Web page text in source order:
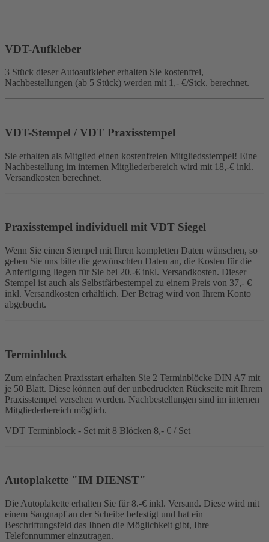
VDT-Aufkleber
3 Stück dieser Autoaufkleber erhalten Sie kostenfrei,
Nachbestellungen (ab 5 Stück) werden mit 1,- €/Stck. berechnet.
VDT-Stempel / VDT Praxisstempel
Sie erhalten als Mitglied einen kostenfreien Mitgliedsstempel! Eine
Nachbestellung im internen Mitgliederbereich wird mit 18,-€ inkl.
Versandkosten berechnet.
Praxisstempel individuell mit VDT Siegel
Wenn Sie einen Stempel mit Ihren kompletten Daten wünschen, so
geben Sie uns bitte die gewünschten Daten an, die Kosten für die
Anfertigung liegen für Sie bei 20.-€ inkl. Versandkosten. Dieser
Stempel ist auch als Selbstfärbestempel zu einem Preis von 37,- €
inkl. Versandkosten erhältlich. Der Betrag wird von Ihrem Konto
abgebucht.
Terminblock
Zum einfachen Praxisstart erhalten Sie 2 Terminblöcke DIN A7 mit
je 50 Blatt. Diese können auf der unbedruckten Rückseite mit Ihrem
Praxisstempel versehen werden. Nachbestellungen sind im internen
Mitgliederbereich möglich.
VDT Terminblock - Set mit 8 Blöcken 8,- € / Set
Autoplakette "IM DIENST"
Die Autoplakette erhalten Sie für 8.-€ inkl. Versand. Diese wird mit
einem Saugnapf an der Scheibe befestigt und hat ein
Beschriftungsfeld das Ihnen die Möglichkeit gibt, Ihre
Telefonnummer einzutragen.